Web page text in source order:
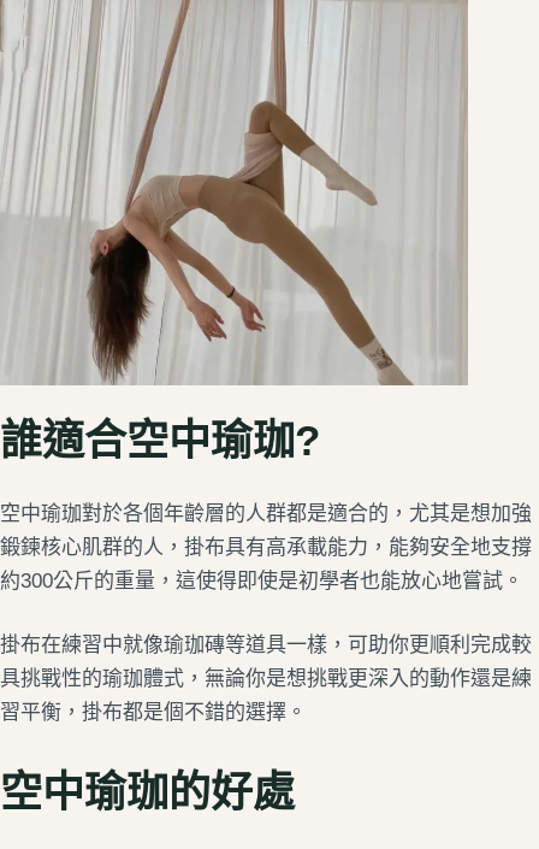
誰適合空中瑜珈?
空中瑜珈對於各個年齡層的人群都是適合的，尤其是想加強
鍛鍊核心肌群的人，掛布具有高承載能力，能夠安全地支撐
約300公斤的重量，這使得即使是初學者也能放心地嘗試。
掛布在練習中就像瑜珈磚等道具一樣，可助你更順利完成較
具挑戰性的瑜珈體式，無論你是想挑戰更深入的動作還是練
習平衡，掛布都是個不錯的選擇。
空中瑜珈的好處